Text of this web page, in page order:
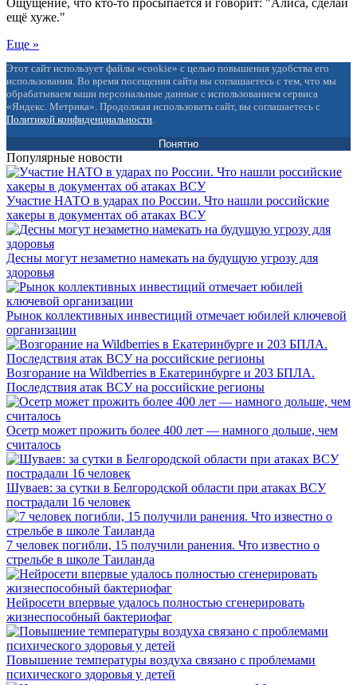
Ощущение, что кто-то просыпается и говорит: "Алиса, сделай
ещё хуже."
Еще »
Этот сайт использует файлы «cookie» с целью повышения удобства его
использования. Во время посещения сайта вы соглашаетесь с тем, что мы
обрабатываем ваши персональные данные с использованием сервиса
«Яндекс. Метрика». Продолжая использовать сайт, вы соглашаетесь с
Политикой конфиденциальности.
Понятно
Популярные новости
Участие НАТО в ударах по России. Что нашли российские
хакеры в документах об атаках ВСУ
Десны могут незаметно намекать на будущую угрозу для
здоровья
Рынок коллективных инвестиций отмечает юбилей ключевой
организации
Возгорание на Wildberries в Екатеринбурге и 203 БПЛА.
Последствия атак ВСУ на российские регионы
Осетр может прожить более 400 лет — намного дольше, чем
считалось
Шуваев: за сутки в Белгородской области при атаках ВСУ
пострадали 16 человек
7 человек погибли, 15 получили ранения. Что известно о
стрельбе в школе Таиланда
Нейросети впервые удалось полностью сгенерировать
жизнеспособный бактериофаг
Повышение температуры воздуха связано с проблемами
психического здоровья у детей